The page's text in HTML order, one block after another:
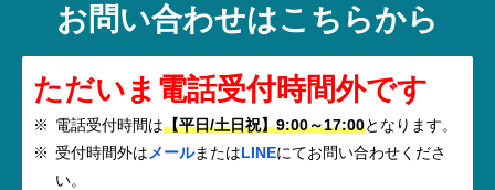
お問い合わせはこちらから
ただいま電話受付時間外です
電話受付時間は【平日/土日祝】9:00～17:00となります。
受付時間外は メールまたはLINEにてお問い合わせくださ
い。